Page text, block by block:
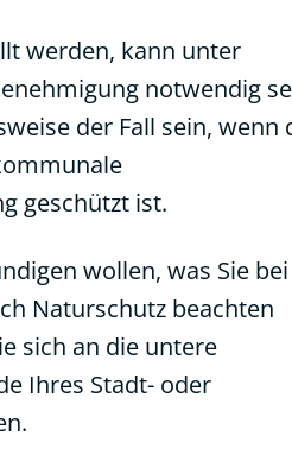
werden, kann unter
notwendig
der Fall sein, wenn
geschützt ist.
wollen, was Sie bei
Naturschutz beachten
sich an die untere
Ihres Stadt- oder